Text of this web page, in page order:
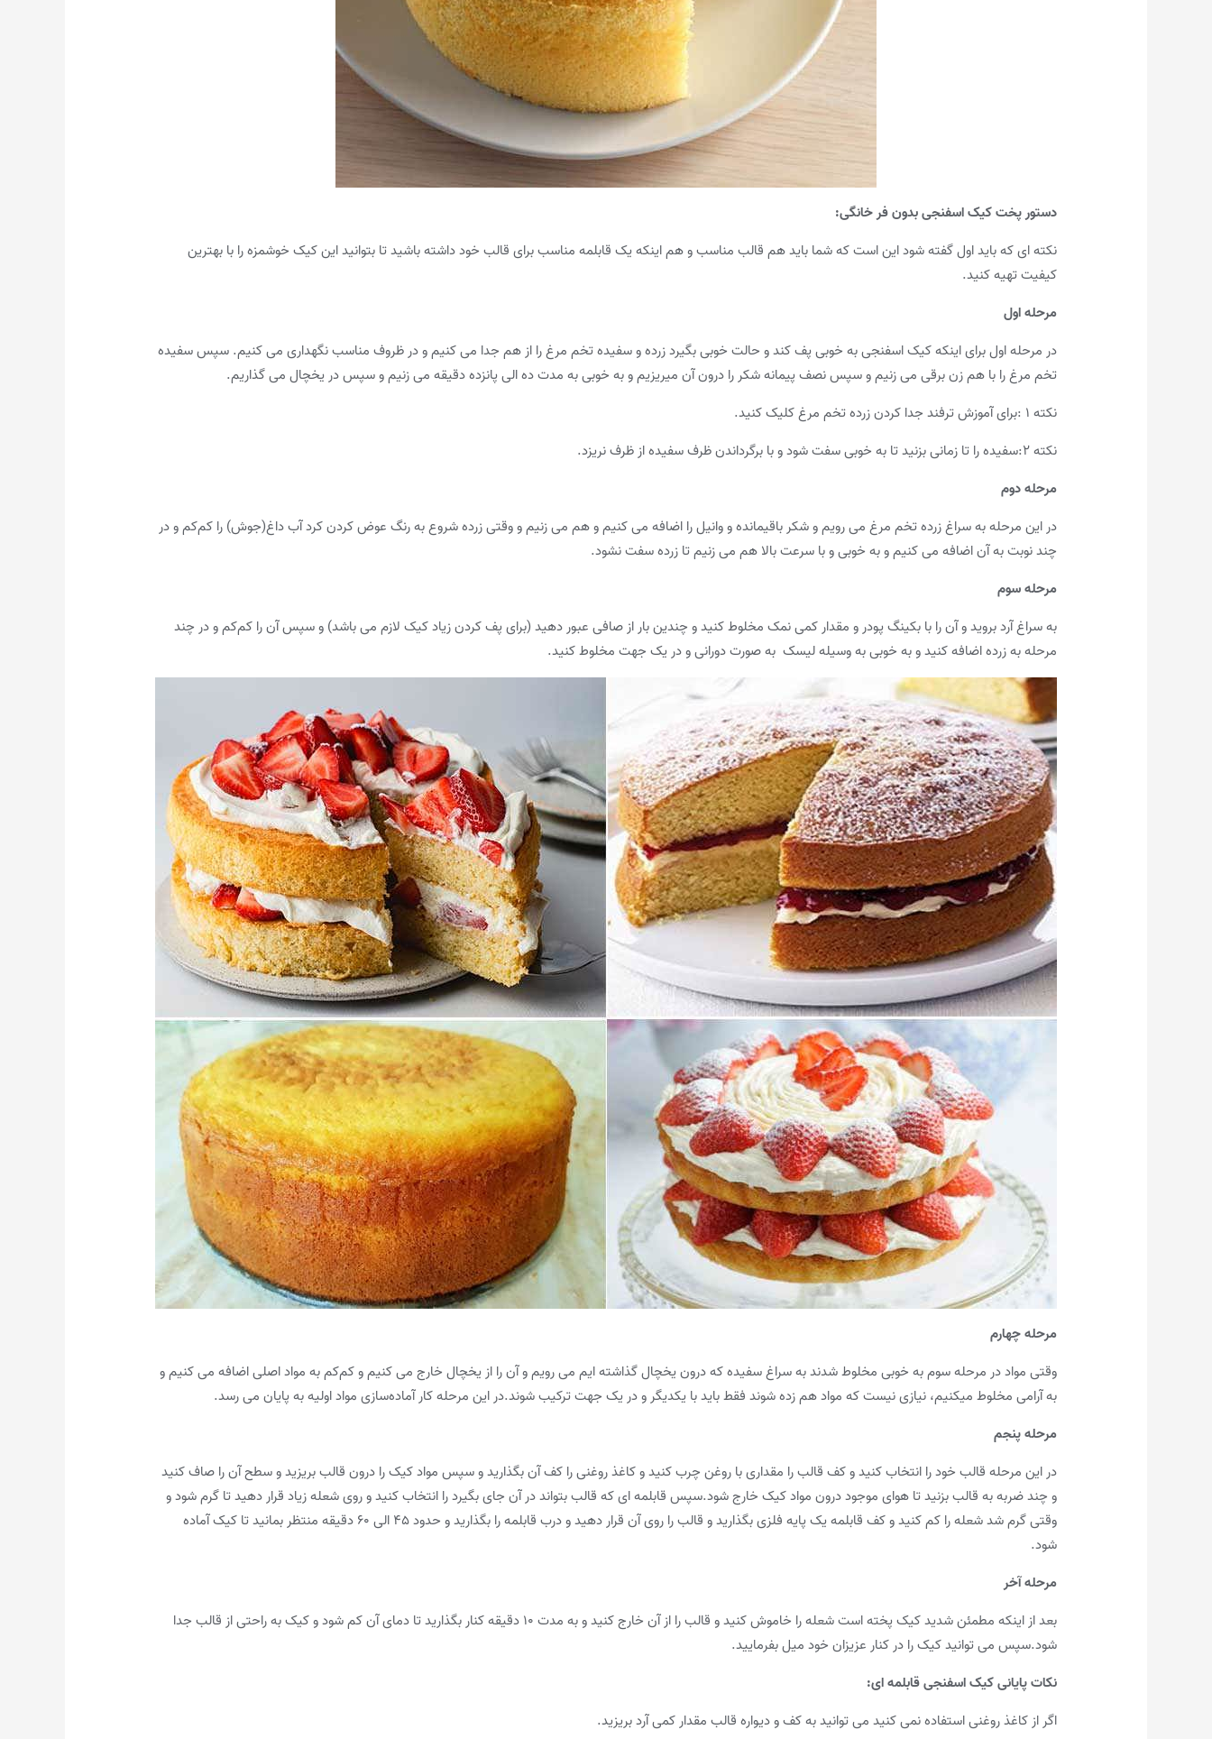
دستور پخت کیک اسفنجی بدون فر خانگی:
نکته ای که باید اول گفته شود این است که شما باید هم قالب مناسب و هم اینکه یک قابلمه مناسب برای قالب خود داشته باشید تا بتوانید این کیک خوشمزه را با بهترین
کیفیت تهیه کنید.
مرحله اول
در مرحله اول برای اینکه کیک اسفنجی به خوبی پف کند و حالت خوبی بگیرد زرده و سفیده تخم مرغ را از هم جدا می کنیم و در ظروف مناسب نگهداری می کنیم. سپس سفیده
تخم مرغ را با هم زن برقی می زنیم و سپس نصف پیمانه شکر را درون آن میریزیم و به خوبی به مدت ده الی پانزده دقیقه می زنیم و سپس در یخچال می گذاریم.
نکته ۱ :برای آموزش ترفند جدا کردن زرده تخم مرغ کلیک کنید.
نکته ۲:سفیده را تا زمانی بزنید تا به خوبی سفت شود و با برگرداندن ظرف سفیده از ظرف نریزد.
مرحله دوم
در این مرحله به سراغ زرده تخم مرغ می رویم و شکر باقیمانده و وانیل را اضافه می کنیم و هم می زنیم و وقتی زرده شروع به رنگ عوض کردن کرد آب داغ(جوش) را کم‌کم و در
چند نوبت به آن اضافه می کنیم و به خوبی و با سرعت بالا هم می زنیم تا زرده سفت نشود.
مرحله سوم
به سراغ آرد بروید و آن را با بکینگ پودر و مقدار کمی نمک مخلوط کنید و چندین بار از صافی عبور دهید (برای پف کردن زیاد کیک لازم می باشد) و سپس آن را کم‌کم و در چند
مرحله به زرده اضافه کنید و به خوبی به وسیله لیسک به صورت دورانی و در یک جهت مخلوط کنید.
مرحله چهارم
وقتی مواد در مرحله سوم به خوبی مخلوط شدند به سراغ سفیده که درون یخچال گذاشته ایم می رویم و آن را از یخچال خارج می کنیم و کم‌کم به مواد اصلی اضافه می کنیم و
به آرامی مخلوط میکنیم، نیازی نیست که مواد هم زده شوند فقط باید با یکدیگر و در یک جهت ترکیب شوند.در این مرحله کار آماده‌سازی مواد اولیه به پایان می رسد.
مرحله پنجم
در این مرحله قالب خود را انتخاب کنید و کف قالب را مقداری با روغن چرب کنید و کاغذ روغنی را کف آن بگذارید و سپس مواد کیک را درون قالب بریزید و سطح آن را صاف کنید
و چند ضربه به قالب بزنید تا هوای موجود درون مواد کیک خارج شود.سپس قابلمه ای که قالب بتواند در آن جای بگیرد را انتخاب کنید و روی شعله زیاد قرار دهید تا گرم شود و
وقتی گرم شد شعله را کم کنید و کف قابلمه یک پایه فلزی بگذارید و قالب را روی آن قرار دهید و درب قابلمه را بگذارید و حدود ۴۵ الی ۶۰ دقیقه منتظر بمانید تا کیک آماده
شود.
مرحله آخر
بعد از اینکه مطمئن شدید کیک پخته است شعله را خاموش کنید و قالب را از آن خارج کنید و به مدت ۱۰ دقیقه کنار بگذارید تا دمای آن کم شود و کیک به راحتی از قالب جدا
شود.سپس می توانید کیک را در کنار عزیزان خود میل بفرمایید.
نکات پایانی کیک اسفنجی قابلمه ای:
اگر از کاغذ روغنی استفاده نمی کنید می توانید به کف و دیواره قالب مقدار کمی آرد بریزید.